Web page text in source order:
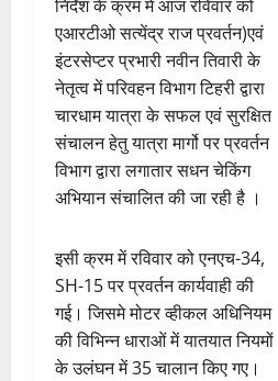
निर्देश के क्रम में आज रविवार को
एआरटीओ सत्येंद्र राज प्रवर्तन)एवं
इंटरसेप्टर प्रभारी नवीन तिवारी के
नेतृत्व में परिवहन विभाग टिहरी द्वारा
चारधाम यात्रा के सफल एवं सुरक्षित
संचालन हेतु यात्रा मार्गो पर प्रवर्तन
विभाग द्वारा लगातार सधन चेकिंग
अभियान संचालित की जा रही है ।
इसी क्रम में रविवार को एनएच-34,
SH-15 पर प्रवर्तन कार्यवाही की
गई। जिसमे मोटर व्हीकल अधिनियम
की विभिन्न धाराओं में यातयात नियमों
के उलंघन में 35 चालान किए गए।